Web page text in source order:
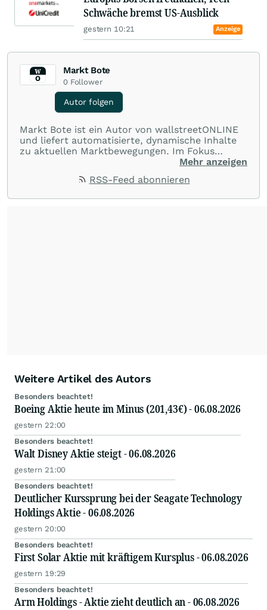
Schwäche bremst US-Ausblick
gestern 10:21 Anzeige
Markt Bote
0 Follower
Autor folgen
Markt Bote ist ein Autor von wallstreetONLINE
und liefert automatisierte, dynamische Inhalte
zu aktuellen Marktbewegungen. Im Fokus
stehen Tops und Flops, Branchentrends und
Rohstoffe oder Krypto – die Beiträge sind kurz,
Mehr anzeigen
RSS-Feed abonnieren
Weitere Artikel des Autors
Besonders beachtet!
Boeing Aktie heute im Minus (201,43€) - 06.08.2026
gestern 22:00
Besonders beachtet!
Walt Disney Aktie steigt - 06.08.2026
gestern 21:00
Besonders beachtet!
Deutlicher Kurssprung bei der Seagate Technology
Holdings Aktie - 06.08.2026
gestern 20:00
Besonders beachtet!
First Solar Aktie mit kräftigem Kursplus - 06.08.2026
gestern 19:29
Besonders beachtet!
Arm Holdings - Aktie zieht deutlich an - 06.08.2026